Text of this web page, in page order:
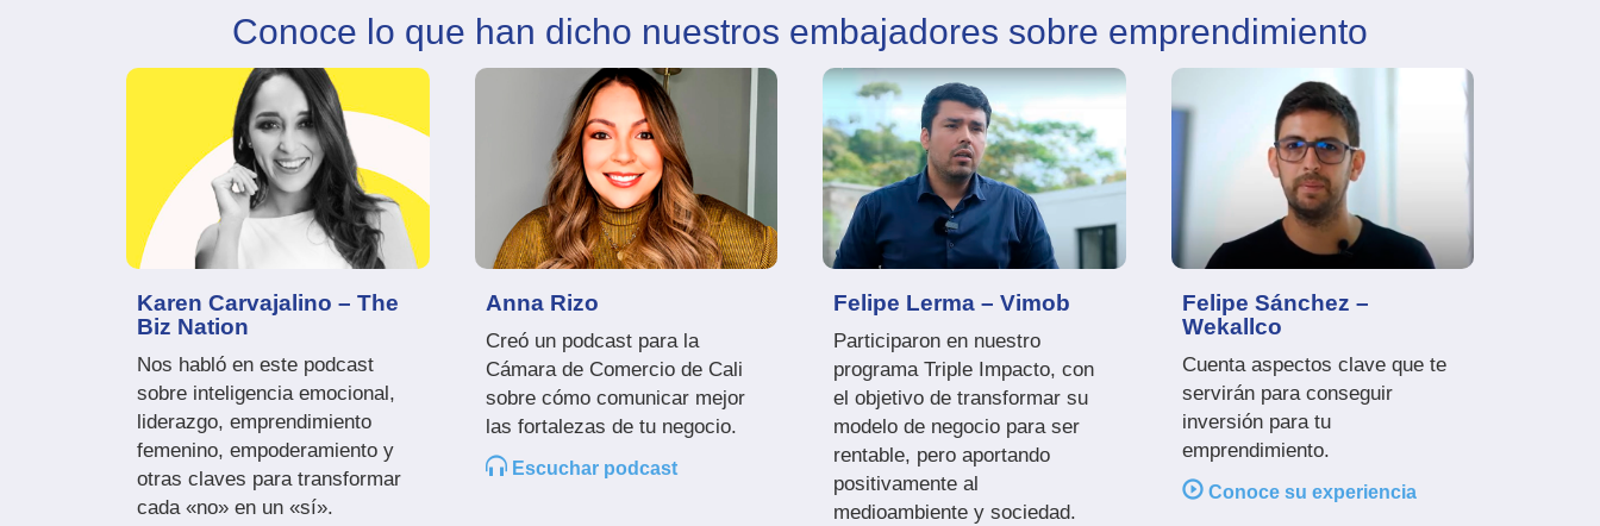
Conoce lo que han dicho nuestros embajadores sobre emprendimiento
Karen Carvajalino – The
Biz Nation
Nos habló en este podcast
sobre inteligencia emocional,
liderazgo, emprendimiento
femenino, empoderamiento y
otras claves para transformar
cada «no» en un «sí».
Anna Rizo
Creó un podcast para la
Cámara de Comercio de Cali
sobre cómo comunicar mejor
las fortalezas de tu negocio.
Escuchar podcast
Felipe Lerma – Vimob
Participaron en nuestro
programa Triple Impacto, con
el objetivo de transformar su
modelo de negocio para ser
rentable, pero aportando
positivamente al
medioambiente y sociedad.
Felipe Sánchez –
Wekallco
Cuenta aspectos clave que te
servirán para conseguir
inversión para tu
emprendimiento.
Conoce su experiencia